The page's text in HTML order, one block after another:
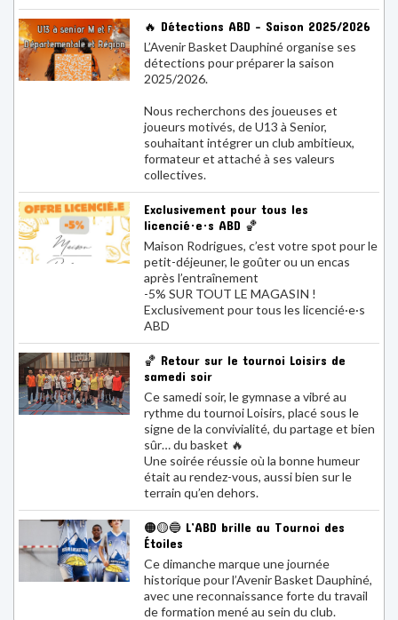
🔥 Détections ABD – Saison 2025/2026
L’Avenir Basket Dauphiné organise ses
détections pour préparer la saison
2025/2026.
Nous recherchons des joueuses et
joueurs motivés, de U13 à Senior,
souhaitant intégrer un club ambitieux,
formateur et attaché à ses valeurs
collectives.
Exclusivement pour tous les
licencié·e·s ABD 🏀
Maison Rodrigues, c’est votre spot pour le
petit-déjeuner, le goûter ou un encas
après l’entraînement
-5% SUR TOUT LE MAGASIN !
Exclusivement pour tous les licencié·e·s
ABD
🏀 Retour sur le tournoi Loisirs de
samedi soir
Ce samedi soir, le gymnase a vibré au
rythme du tournoi Loisirs, placé sous le
signe de la convivialité, du partage et bien
sûr… du basket 🔥
Une soirée réussie où la bonne humeur
était au rendez-vous, aussi bien sur le
terrain qu’en dehors.
🟠🟡🔵 L’ABD brille au Tournoi des
Étoiles
Ce dimanche marque une journée
historique pour l’Avenir Basket Dauphiné,
avec une reconnaissance forte du travail
de formation mené au sein du club.